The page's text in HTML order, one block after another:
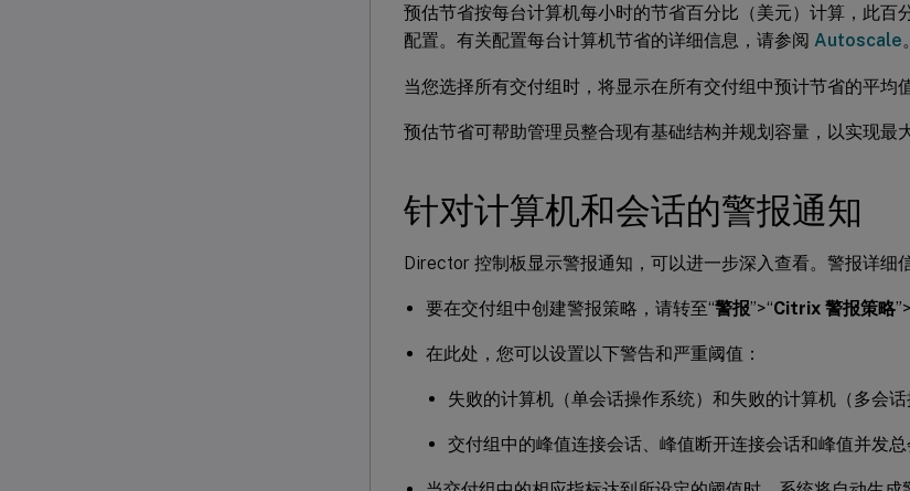
预估节省按每台计算机每小时的节省百分比（美元）计算，此百
配置。有关配置每台计算机节省的详细信息，请参阅 Autoscale。
当您选择所有交付组时，将显示在所有交付组中预计节省的平均值
预估节省可帮助管理员整合现有基础结构并规划容量，以实现最
针对计算机和会话的警报通知
Director 控制板显示警报通知，可以进一步深入查看。警报详细
要在交付组中创建警报策略，请转至“警报”>“Citrix 警报策略
在此处，您可以设置以下警告和严重阈值：
失败的计算机（单会话操作系统）和失败的计算机（多会话
交付组中的峰值连接会话、峰值断开连接会话和峰值并发总